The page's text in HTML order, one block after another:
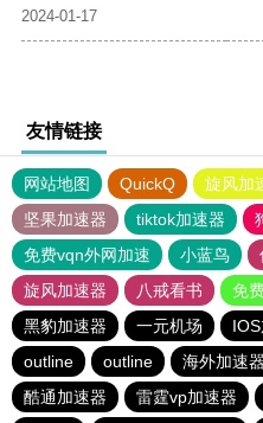
2024-01-17
友情链接
网站地图 QuickQ 旋风加
坚果加速器
tiktok加速器
免费vqn外网加速
小蓝鸟
旋风加速器
八戒看书
免
黑豹加速器
一元机场
outline
outline 海外加速
酷通加速器
雷霆vp加速器